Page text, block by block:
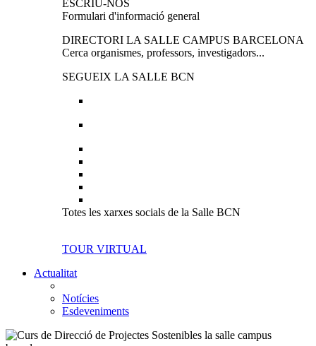
ESCRIU-NOS
Formulari d'informació general
DIRECTORI LA SALLE CAMPUS BARCELONA
Cerca organismes, professors, investigadors...
SEGUEIX LA SALLE BCN
Totes les xarxes socials de la Salle BCN
TOUR VIRTUAL
Actualitat
Notícies
Esdeveniments